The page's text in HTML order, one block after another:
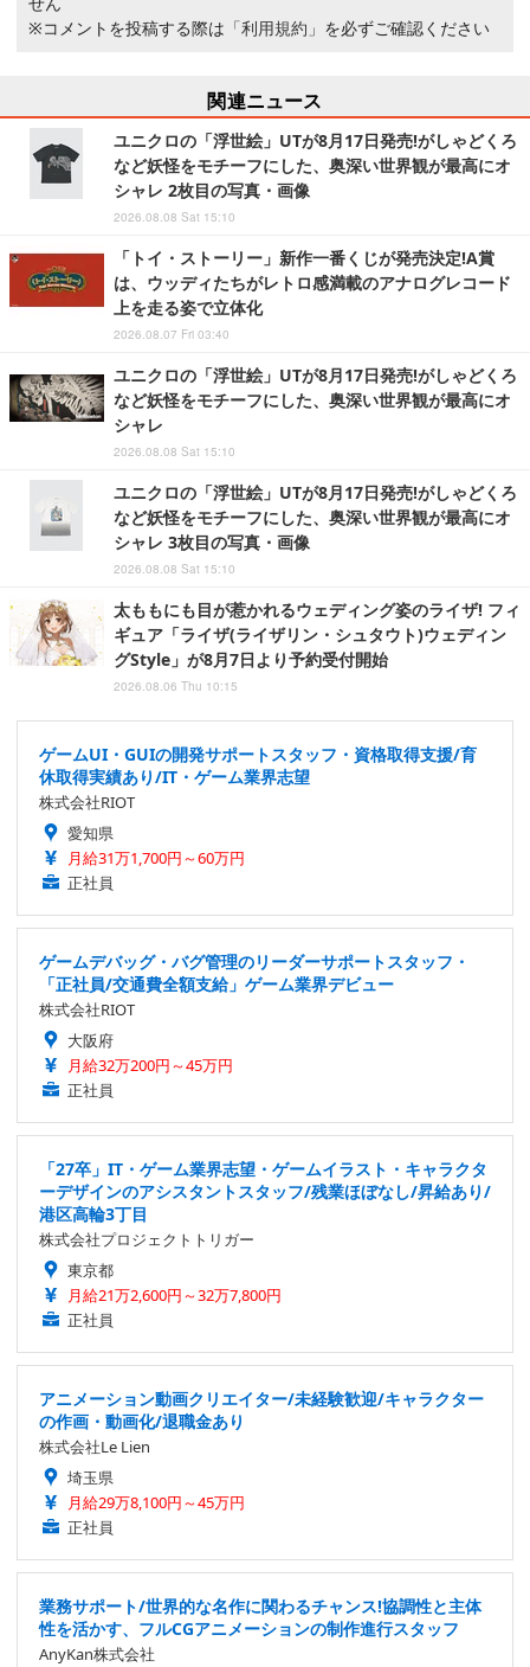
※コメントを投稿する際は 「利用規約」 を必ずご確認ください
関連ニュース
ユニクロの「浮世絵」UTが8月17日発売!がしゃどくろ
など妖怪をモチーフにした、奥深い世界観が最高にオ
シャレ 2枚目の写真・画像
2026.08.08 Sat 15:10
「トイ・ストーリー」新作一番くじが発売決定!A賞
は、ウッディたちがレトロ感満載のアナログレコード
上を走る姿で立体化
2026.08.07 Fri 03:40
ユニクロの「浮世絵」UTが8月17日発売!がしゃどくろ
など妖怪をモチーフにした、奥深い世界観が最高にオ
シャレ
2026.08.08 Sat 15:10
ユニクロの「浮世絵」UTが8月17日発売!がしゃどくろ
など妖怪をモチーフにした、奥深い世界観が最高にオ
シャレ 3枚目の写真・画像
2026.08.08 Sat 15:10
太ももにも目が惹かれるウェディング姿のライザ! フィ
ギュア「ライザ(ライザリン・シュタウト)ウェディン
グStyle」が8月7日より予約受付開始
2026.08.06 Thu 10:15
ゲームUI・GUIの開発サポートスタッフ・資格取得支援/育
休取得実績あり/IT・ゲーム業界志望
株式会社RIOT
愛知県
月給31万1,700円～60万円
正社員
ゲームデバッグ・バグ管理のリーダーサポートスタッフ・
「正社員/交通費全額支給」ゲーム業界デビュー
株式会社RIOT
大阪府
月給32万200円～45万円
正社員
「27卒」IT・ゲーム業界志望・ゲームイラスト・キャラクタ
ーデザインのアシスタントスタッフ/残業ほぼなし/昇給あり/
港区高輪3丁目
株式会社プロジェクトトリガー
東京都
月給21万2,600円～32万7,800円
正社員
アニメーション動画クリエイター/未経験歓迎/キャラクター
の作画・動画化/退職金あり
株式会社Le Lien
埼玉県
月給29万8,100円～45万円
正社員
業務サポート/世界的な名作に関わるチャンス!協調性と主体
性を活かす、フルCGアニメーションの制作進行スタッフ
AnyKan株式会社